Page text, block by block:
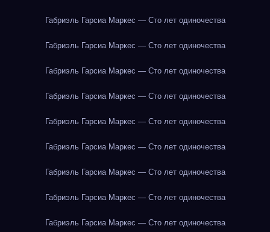
Габриэль Гарсиа Маркес — Сто лет одиночества
Габриэль Гарсиа Маркес — Сто лет одиночества
Габриэль Гарсиа Маркес — Сто лет одиночества
Габриэль Гарсиа Маркес — Сто лет одиночества
Габриэль Гарсиа Маркес — Сто лет одиночества
Габриэль Гарсиа Маркес — Сто лет одиночества
Габриэль Гарсиа Маркес — Сто лет одиночества
Габриэль Гарсиа Маркес — Сто лет одиночества
Габриэль Гарсиа Маркес — Сто лет одиночества